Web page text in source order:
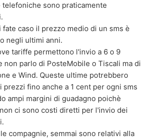
telefoniche sono praticamente
fate caso il prezzo medio di un sms è
negli ultimi anni.
tariffe permettono l'invio a 6 o 9
non parlo di PosteMobile o Tiscali ma di
e Wind. Queste ultime potrebbero
prezzi fino anche a 1 cent per ogni sms
ampi margini di guadagno poichè
ci sono costi diretti per l'invio dei
compagnie, semmai sono relativi alla